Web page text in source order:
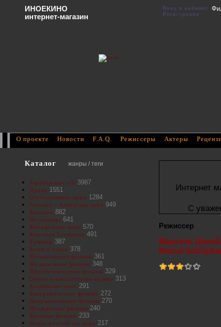
Интернет
С
Режиссер
Марсель
Marcel
Каталог жанры / теги
Зарубежные х/ф 3987
Драма 1551
Отечественное кино 1284
Артхаус - Авторское кино 949
Комедия 882
Мелодрама 641
Французское кино 570
Классика Голливуда 491
Триллер 387
Балет и танец 378
Исторические фильмы 361
Музыкальные фильмы 348
Приключенческие фильмы 329
Оперы и классическая музыка 313
Английское кино 291
Биографические фильмы 272
Документальные фильмы 270
Итальянские фильмы 240
Военные фильмы 233
Новое российское кино 217
О проекте Новости F.A.Q. Режиссеры Актеры
ИНОЕКИНО
интернет-магазин
Вход в кабинет
Регистрация